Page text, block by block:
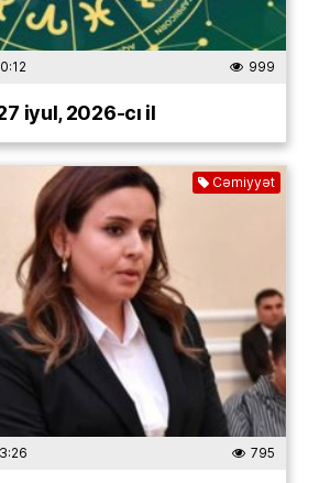
999
iyul, 2026-cı il
Cəmiyyət
795